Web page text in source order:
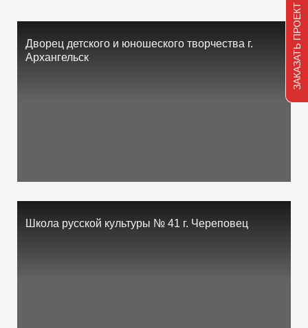
Дворец детского и юношеского творчества г.
Архангельск
Школа русской культуры № 41 г. Череповец
ЗАКАЗАТЬ ПРОЕКТ